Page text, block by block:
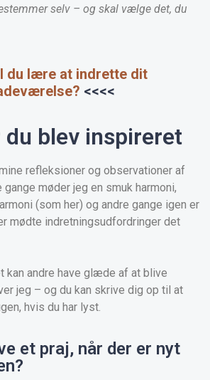
selv – og skal vælge det, du
du lære at indrette dit
<<<<
du blev inspireret
refleksioner og observationer af
møder jeg en smuk harmoni,
(som her) og andre gange igen er
mødte indretningsudfordringer det
kan andre have glæde af at blive
jeg – og du kan skrive dig op til at
hvis du har lyst.
et praj, når der er nyt